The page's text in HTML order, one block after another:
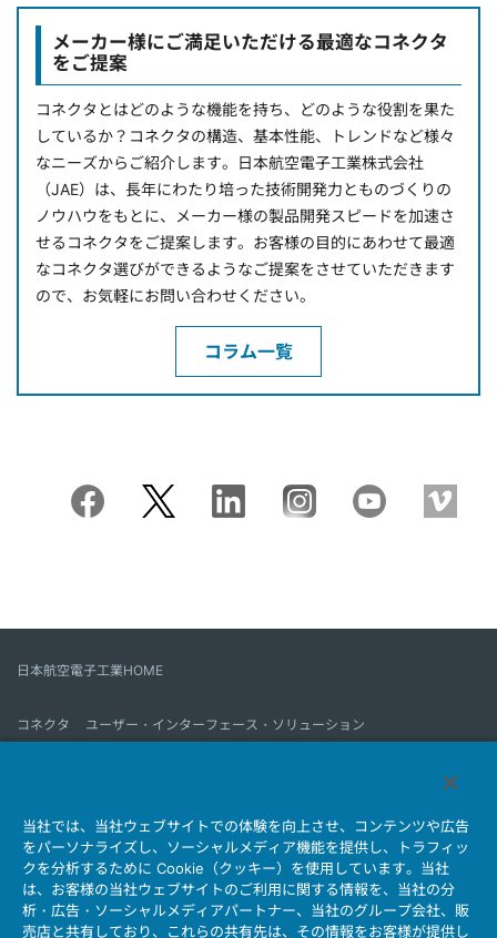
メーカー様にご満足いただける最適なコネクタ
をご提案
コネクタとはどのような機能を持ち、どのような役割を果た
しているか？コネクタの構造、基本性能、トレンドなど様々
なニーズからご紹介します。日本航空電子工業株式会社
（JAE）は、長年にわたり培った技術開発力とものづくりの
ノウハウをもとに、メーカー様の製品開発スピードを加速さ
せるコネクタをご提案します。お客様の目的にあわせて最適
なコネクタ選びができるようなご提案をさせていただきます
ので、お気軽にお問い合わせください。
コラム一覧
日本航空電子工業HOME
コネクタ
ユーザー・インターフェース・ソリューション
会社情報 サステナビリティ IR情報 採用情報
会社情報新着一覧
製品情報新着一覧
サイトマップ お問い合わせ
当社では、当社ウェブサイトでの体験を向上させ、コンテンツや広告
をパーソナライズし、ソーシャルメディア機能を提供し、トラフィッ
クを分析するために Cookie（クッキー）を使用しています。当社
は、お客様の当社ウェブサイトのご利用に関する情報を、当社の分
析・広告・ソーシャルメディアパートナー、当社のグループ会社、販
売店と共有しており、これらの共有先は、その情報をお客様が提供し